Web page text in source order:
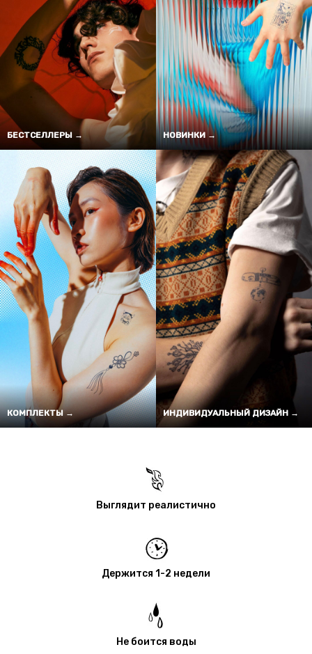
БЕСТСЕЛЛЕРЫ → НОВИНКИ →
КОМПЛЕКТЫ → ИНДИВИДУАЛЬНЫЙ ДИЗАЙН →
Выглядит реалистично
Держится 1-2 недели
Не боится воды